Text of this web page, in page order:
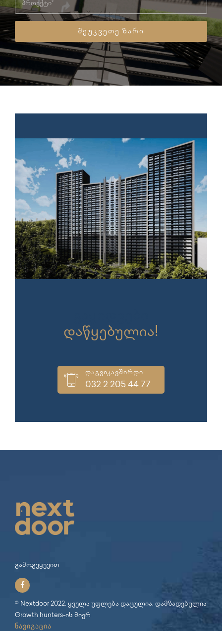
დაწყებულია!
დაგვიკავშირდი
032 2 205 44 77
გამოგვყევით
© Nextdoor 2022. ყველა უფლება დაცულია. დამზადებულია
Growth hunters-ის მიერ
ნავიგაცია